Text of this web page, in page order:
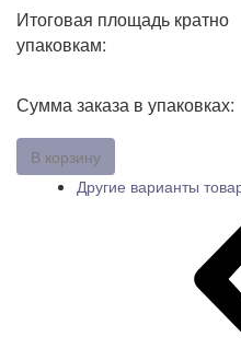
Итоговая площадь кратно
упаковкам:
Сумма заказа в упаковках:
В корзину
Другие варианты